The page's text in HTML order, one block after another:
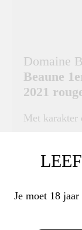
Domaine
Beaune
2021
Met karakter
Pinot Noir
Je moet 18